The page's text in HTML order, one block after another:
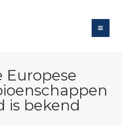
Europese
is bekend